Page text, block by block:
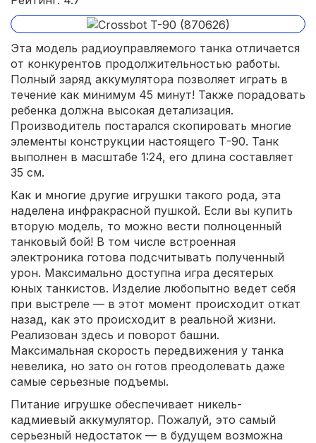
Эта модель радиоуправляемого танка отличается
от конкурентов продолжительностью работы.
Полный заряд аккумулятора позволяет играть в
течение как минимум 45 минут! Также порадовать
ребенка должна высокая детализация.
Производитель постарался скопировать многие
элементы конструкции настоящего Т-90. Танк
выполнен в масштабе 1:24, его длина составляет
35 см.
Как и многие другие игрушки такого рода, эта
наделена инфракрасной пушкой. Если вы купить
вторую модель, то можно вести полноценный
танковый бой! В том числе встроенная
электроника готова подсчитывать полученный
урон. Максимально доступна игра десятерых
юных танкистов. Изделие любопытно ведет себя
при выстреле — в этот момент происходит откат
назад, как это происходит в реальной жизни.
Реализован здесь и поворот башни.
Максимальная скорость передвижения у танка
невелика, но зато он готов преодолевать даже
самые серьезные подъемы.
Питание игрушке обеспечивает никель-
кадмиевый аккумулятор. Пожалуй, это самый
серьезный недостаток — в будущем возможна